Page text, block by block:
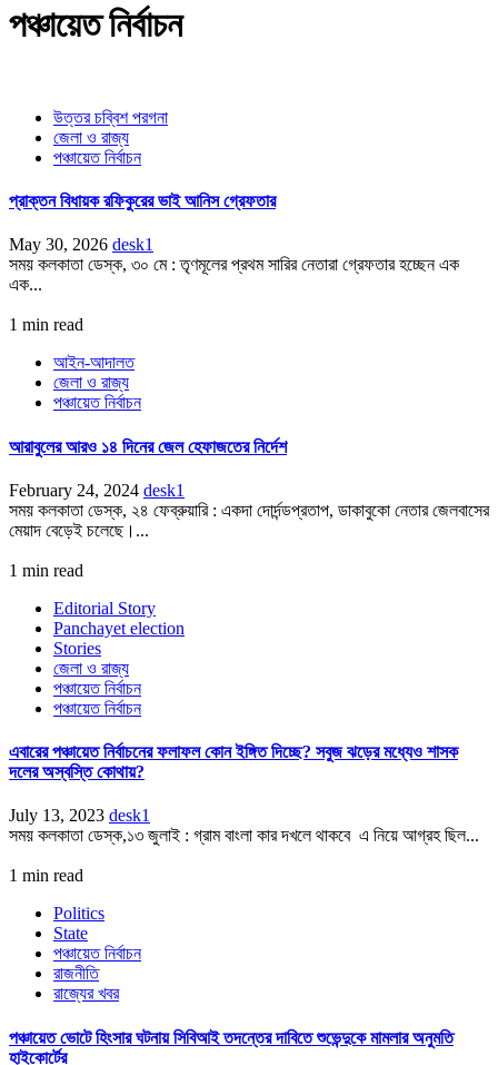
পঞ্চায়েত নির্বাচন
উত্তর চব্বিশ পরগনা
জেলা ও রাজ্য
পঞ্চায়েত নির্বাচন
প্রাক্তন বিধায়ক রফিকুরের ভাই আনিস গ্রেফতার
May 30, 2026 desk1
সময় কলকাতা ডেস্ক, ৩০ মে : তৃণমূলের প্রথম সারির নেতারা গ্রেফতার হচ্ছেন এক
এক...
1 min read
আইন-আদালত
জেলা ও রাজ্য
পঞ্চায়েত নির্বাচন
আরাবুলের আরও ১৪ দিনের জেল হেফাজতের নির্দেশ
February 24, 2024 desk1
সময় কলকাতা ডেস্ক, ২৪ ফেব্রুয়ারি : একদা দোর্দন্ডপ্রতাপ, ডাকাবুকো নেতার জেলবাসের
মেয়াদ বেড়েই চলেছে।...
1 min read
Editorial Story
Panchayet election
Stories
জেলা ও রাজ্য
পঞ্চায়েত নির্বাচন
পঞ্চায়েত নির্বাচন
এবারের পঞ্চায়েত নির্বাচনের ফলাফল কোন ইঙ্গিত দিচ্ছে? সবুজ ঝড়ের মধ্যেও শাসক
দলের অস্বস্তি কোথায়?
July 13, 2023 desk1
সময় কলকাতা ডেস্ক,১৩ জুলাই : গ্রাম বাংলা কার দখলে থাকবে এ নিয়ে আগ্রহ ছিল...
1 min read
Politics
State
পঞ্চায়েত নির্বাচন
রাজনীতি
রাজ্যের খবর
পঞ্চায়েত ভোটে হিংসার ঘটনায় সিবিআই তদন্তের দাবিতে শুভেন্দুকে মামলার অনুমতি
হাইকোর্টের